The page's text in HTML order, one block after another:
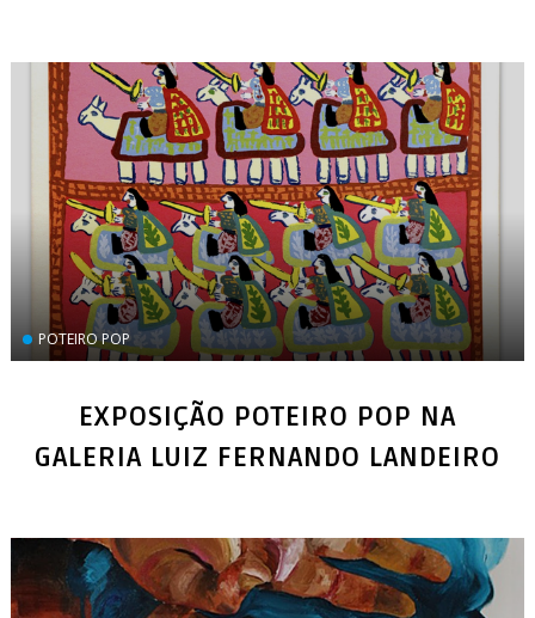
POTEIRO POP
EXPOSIÇÃO POTEIRO POP NA
GALERIA LUIZ FERNANDO LANDEIRO